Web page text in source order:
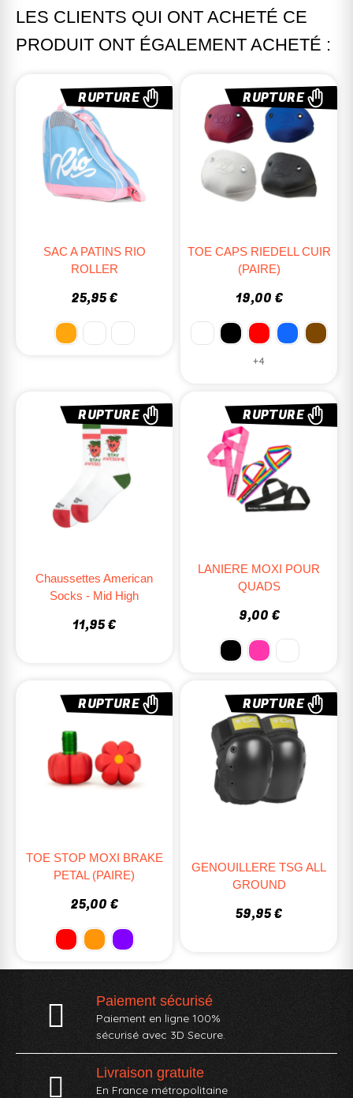
LES CLIENTS QUI ONT ACHETÉ CE
PRODUIT ONT ÉGALEMENT ACHETÉ :
RUPTURE
SAC A PATINS RIO
ROLLER
25,95 €
RUPTURE
TOE CAPS RIEDELL CUIR
(PAIRE)
19,00 €
+4
RUPTURE
Chaussettes American
Socks - Mid High
11,95 €
RUPTURE
LANIERE MOXI POUR
QUADS
9,00 €
RUPTURE
TOE STOP MOXI BRAKE
PETAL (PAIRE)
25,00 €
RUPTURE
GENOUILLERE TSG ALL
GROUND
59,95 €
Paiement sécurisé
Paiement en ligne 100%
sécurisé avec 3D Secure.
Livraison gratuite
En France métropolitaine